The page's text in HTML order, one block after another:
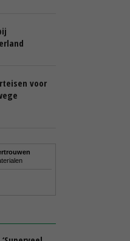
voor